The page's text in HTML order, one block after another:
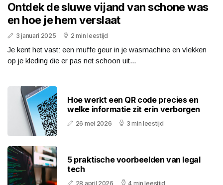
Ontdek de sluwe vijand van schone was
en hoe je hem verslaat
3 januari 2025 2 min leestijd
Je kent het vast: een muffe geur in je wasmachine en vlekken
op je kleding die er pas net schoon uit...
Hoe werkt een QR code precies en
welke informatie zit erin verborgen
26 mei 2026 3 min leestijd
5 praktische voorbeelden van legal
tech
28 april 2026 4 min leestijd